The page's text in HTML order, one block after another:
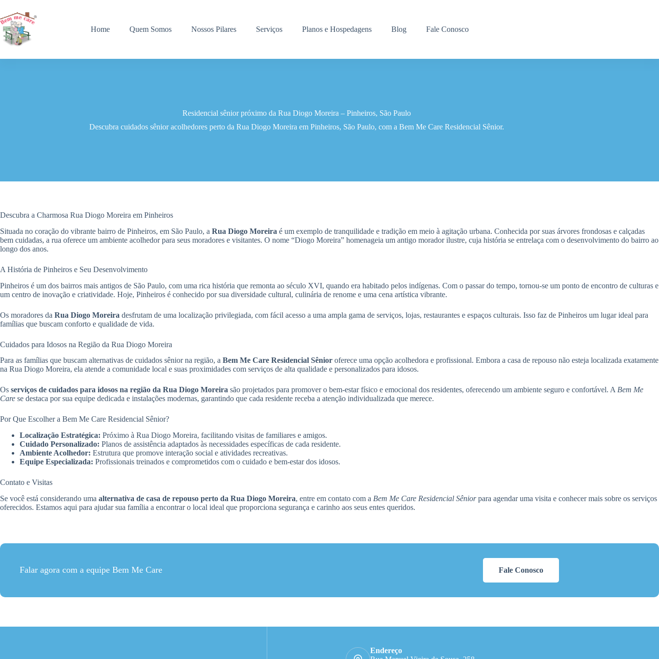
para
o
conteúdo
Home Quem Somos Nossos Pilares Serviços Planos e Hospedagens Blog Fale Conosco
Residencial sênior próximo da Rua Diogo Moreira – Pinheiros, São Paulo
Descubra cuidados sênior acolhedores perto da Rua Diogo Moreira em Pinheiros, São Paulo, com a Bem Me Care Residencial Sênior.
Descubra a Charmosa Rua Diogo Moreira em Pinheiros
Situada no coração do vibrante bairro de Pinheiros, em São Paulo, a Rua Diogo Moreira é um exemplo de tranquilidade e tradição em meio à agitação urbana. Conhecida por suas árvores frondosas e calçadas
bem cuidadas, a rua oferece um ambiente acolhedor para seus moradores e visitantes. O nome “Diogo Moreira” homenageia um antigo morador ilustre, cuja história se entrelaça com o desenvolvimento do bairro ao
longo dos anos.
A História de Pinheiros e Seu Desenvolvimento
Pinheiros é um dos bairros mais antigos de São Paulo, com uma rica história que remonta ao século XVI, quando era habitado pelos indígenas. Com o passar do tempo, tornou-se um ponto de encontro de culturas e
um centro de inovação e criatividade. Hoje, Pinheiros é conhecido por sua diversidade cultural, culinária de renome e uma cena artística vibrante.
Os moradores da Rua Diogo Moreira desfrutam de uma localização privilegiada, com fácil acesso a uma ampla gama de serviços, lojas, restaurantes e espaços culturais. Isso faz de Pinheiros um lugar ideal para
famílias que buscam conforto e qualidade de vida.
Cuidados para Idosos na Região da Rua Diogo Moreira
Para as famílias que buscam alternativas de cuidados sênior na região, a Bem Me Care Residencial Sênior oferece uma opção acolhedora e profissional. Embora a casa de repouso não esteja localizada exatamente
na Rua Diogo Moreira, ela atende a comunidade local e suas proximidades com serviços de alta qualidade e personalizados para idosos.
Os serviços de cuidados para idosos na região da Rua Diogo Moreira são projetados para promover o bem-estar físico e emocional dos residentes, oferecendo um ambiente seguro e confortável. A Bem Me
Care se destaca por sua equipe dedicada e instalações modernas, garantindo que cada residente receba a atenção individualizada que merece.
Por Que Escolher a Bem Me Care Residencial Sênior?
Localização Estratégica: Próximo à Rua Diogo Moreira, facilitando visitas de familiares e amigos.
Cuidado Personalizado: Planos de assistência adaptados às necessidades específicas de cada residente.
Ambiente Acolhedor: Estrutura que promove interação social e atividades recreativas.
Equipe Especializada: Profissionais treinados e comprometidos com o cuidado e bem-estar dos idosos.
Contato e Visitas
Se você está considerando uma alternativa de casa de repouso perto da Rua Diogo Moreira, entre em contato com a Bem Me Care Residencial Sêniorpara agendar uma visita e conhecer mais sobre os serviços
oferecidos. Estamos aqui para ajudar sua família a encontrar o local ideal que proporciona segurança e carinho aos seus entes queridos.
Falar agora com a equipe Bem Me Care Fale Conosco
Endereço